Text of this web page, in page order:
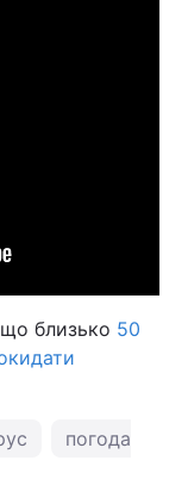
близько 50
погода у